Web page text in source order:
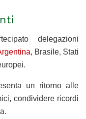
delegazioni
, Brasile, Stati
un ritorno alle
condividere ricordi